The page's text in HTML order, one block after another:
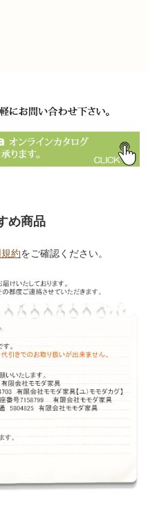
め商品
約をご確認ください。